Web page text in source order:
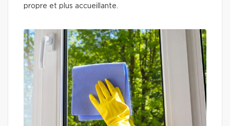
propre et plus accueillante.